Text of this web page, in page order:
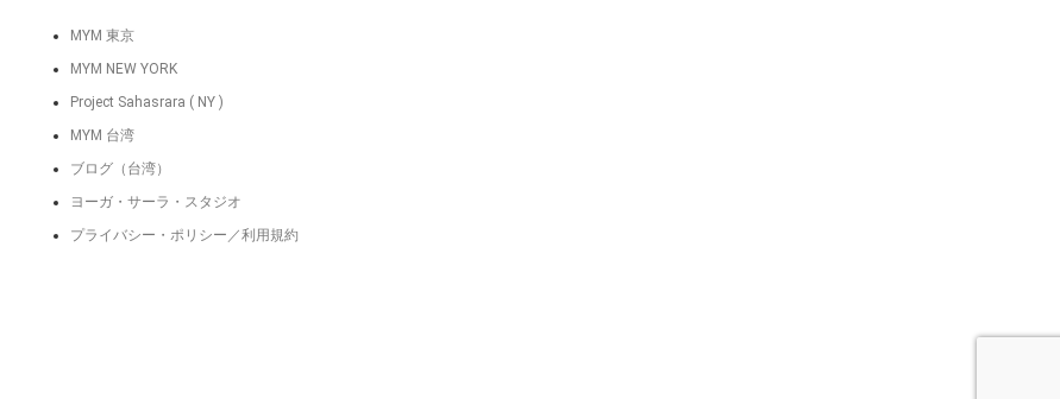
MYM 東京
MYM NEW YORK
Project Sahasrara ( NY )
MYM 台湾
ブログ（台湾）
ヨーガ・サーラ・スタジオ
プライバシー・ポリシー／利用規約